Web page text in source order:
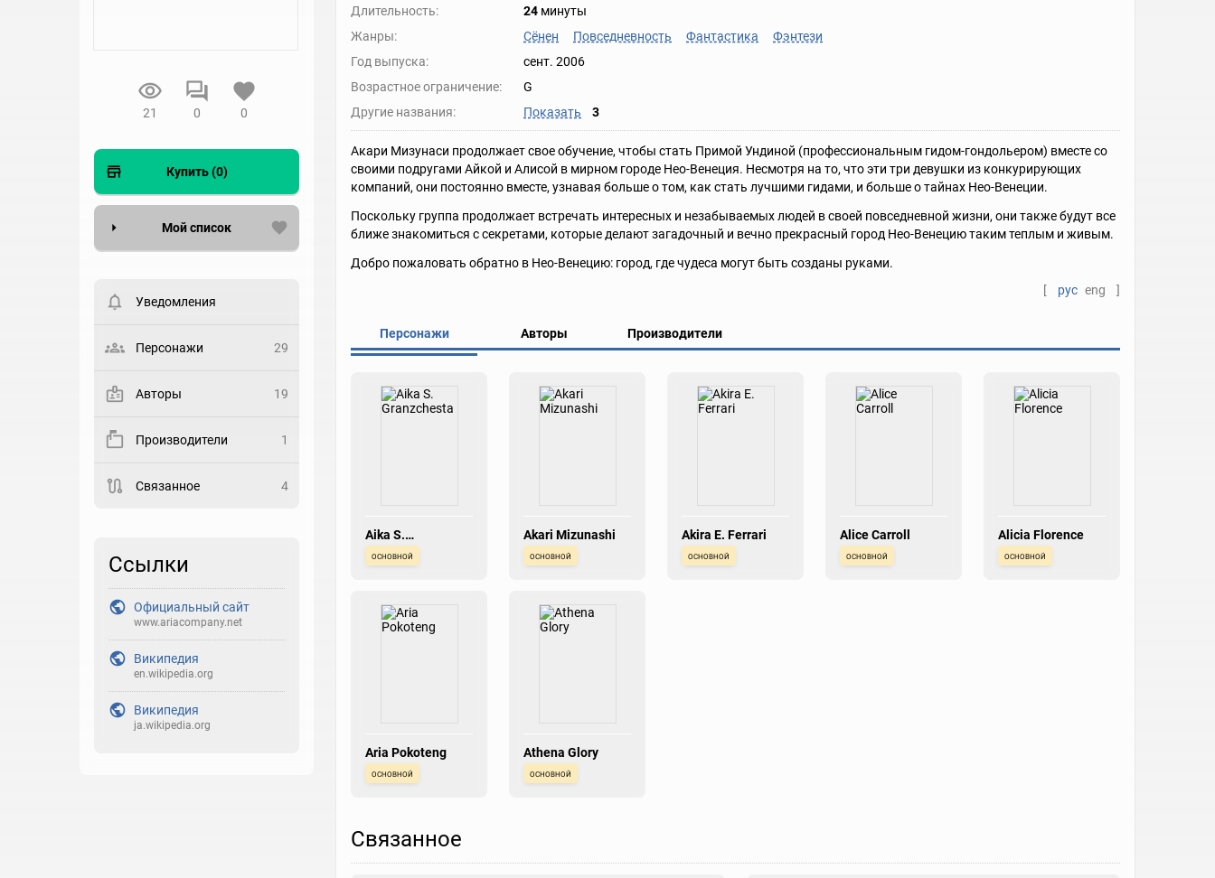
21 0 0
Купить (0)
Мой список
пользователи. Хотите
Статус
Закладка
Выберите рейтинг
Уведомления
Персонажи 29
Авторы 19
Производители 1
Связанное 4
Ссылки
Официальный сайт
www.ariacompany.net
Википедия
en.wikipedia.org
Википедия
ja.wikipedia.org
Длительность:
24 минуты
Жанры:
Сёнен Повседневность Фантастика
Фэнтези
Год выпуска:
сент. 2006
Возрастное ограничение:
G
Другие названия:
Показать 3
Акари Мизунаси продолжает свое обучение, чтобы стать Примой Ундиной (профессиональным гидом-гондольером) вместе со
своими подругами Айкой и Алисой в мирном городе Нео-Венеция. Несмотря на то, что эти три девушки из конкурирующих
компаний, они постоянно вместе, узнавая больше о том, как стать лучшими гидами, и больше о тайнах Нео-Венеции.
Поскольку группа продолжает встречать интересных и незабываемых людей в своей повседневной жизни, они также будут все
ближе знакомиться с секретами, которые делают загадочный и вечно прекрасный город Нео-Венецию таким теплым и живым.
Добро пожаловать обратно в Нео-Венецию: город, где чудеса могут быть созданы руками.
[
рус eng ]
Персонажи Авторы Производители
Aika S.
Granzchesta
основной
Akari Mizunashi
основной
Akira E. Ferrari
основной
Alice Carroll
основной
Alicia Florence
основной
Aria Pokoteng
основной
Athena Glory
основной
Связанное